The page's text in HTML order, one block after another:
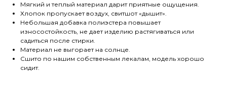
Мягкий и теплый материал дарит приятные ощущения.
Хлопок пропускает воздух, свитшот «дышит».
Небольшая добавка полиэстера повышает
износостойкость, не дает изделию растягиваться или
садиться после стирки.
Материал не выгорает на солнце.
Сшито по нашим собственным лекалам, модель хорошо
сидит.